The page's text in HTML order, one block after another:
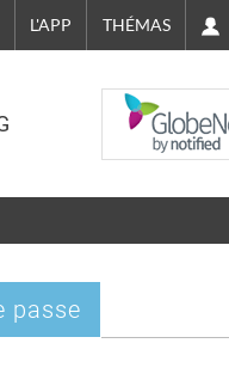
L'APP THÉMAS
NASDAQ
passe